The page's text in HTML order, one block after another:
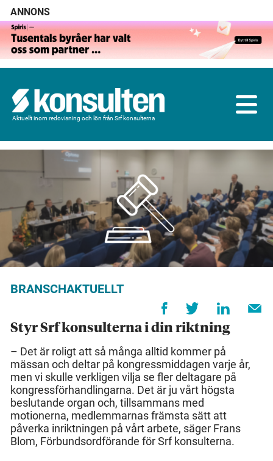
ANNONS
Aktuellt inom redovisning och lön från Srf konsulterna
BRANSCHAKTUELLT
Styr Srf konsulterna i din riktning
– Det är roligt att så många alltid kommer på
mässan och deltar på kongressmiddagen varje år,
men vi skulle verkligen vilja se fler deltagare på
kongressförhandlingarna. Det är ju vårt högsta
beslutande organ och, tillsammans med
motionerna, medlemmarnas främsta sätt att
påverka inriktningen på vårt arbete, säger Frans
Blom, Förbundsordförande för Srf konsulterna.